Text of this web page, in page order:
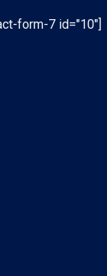
form-7 id="10"]